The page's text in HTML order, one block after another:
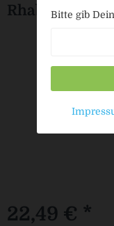
Rhabarber
22,49 € *
Bitte gib